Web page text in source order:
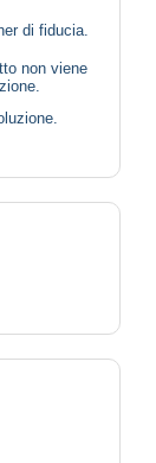
di fiducia.
non viene